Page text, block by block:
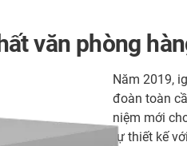
văn phòng
Năm 2019,
đoàn toàn
niệm mới
tự thiết kế